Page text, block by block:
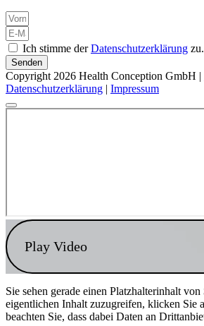
Ich stimme derDatenschutzerklärung
Senden
Copyright 2026 Health Conception GmbH |
Datenschutzerklärung | Impressum
Play Video
Sie sehen gerade einen Platzhalterinhalt von
eigentlichen Inhalt zuzugreifen, klicken Sie
beachten Sie, dass dabei Daten an